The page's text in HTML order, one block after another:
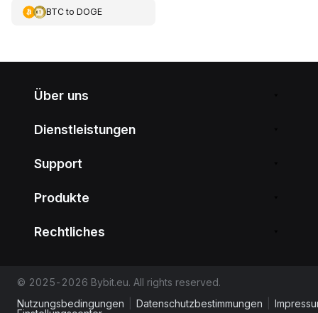
BTCto DOGE
Über uns
Dienstleistungen
Support
Produkte
Rechtliches
© 2025-2026 Bybit.eu. All rights reserved.
Nutzungsbedingungen
Datenschutzbestimmungen